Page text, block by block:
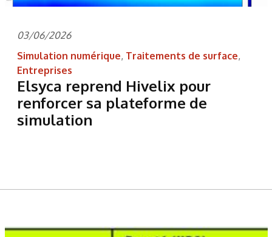
03/06/2026
Simulation numérique, Traitements de surface,
Entreprises
Elsyca reprend Hivelix pour
renforcer sa plateforme de
simulation